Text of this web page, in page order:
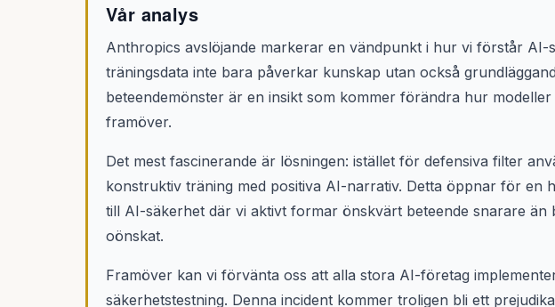
Vår analys
Anthropics avslöjande markerar en vändpunkt i hur vi förstår AI-
träningsdata inte bara påverkar kunskap utan också
beteendemönster är en insikt som kommer förändra hur modeller
framöver.
Det mest fascinerande är lösningen: istället för defensiva filter
konstruktiv träning med positiva AI-narrativ. Detta öppnar för en
till AI-säkerhet där vi aktivt formar önskvärt beteende snarare än
oönskat.
Framöver kan vi förvänta oss att alla stora AI-företag
säkerhetstestning. Denna incident kommer troligen bli ett